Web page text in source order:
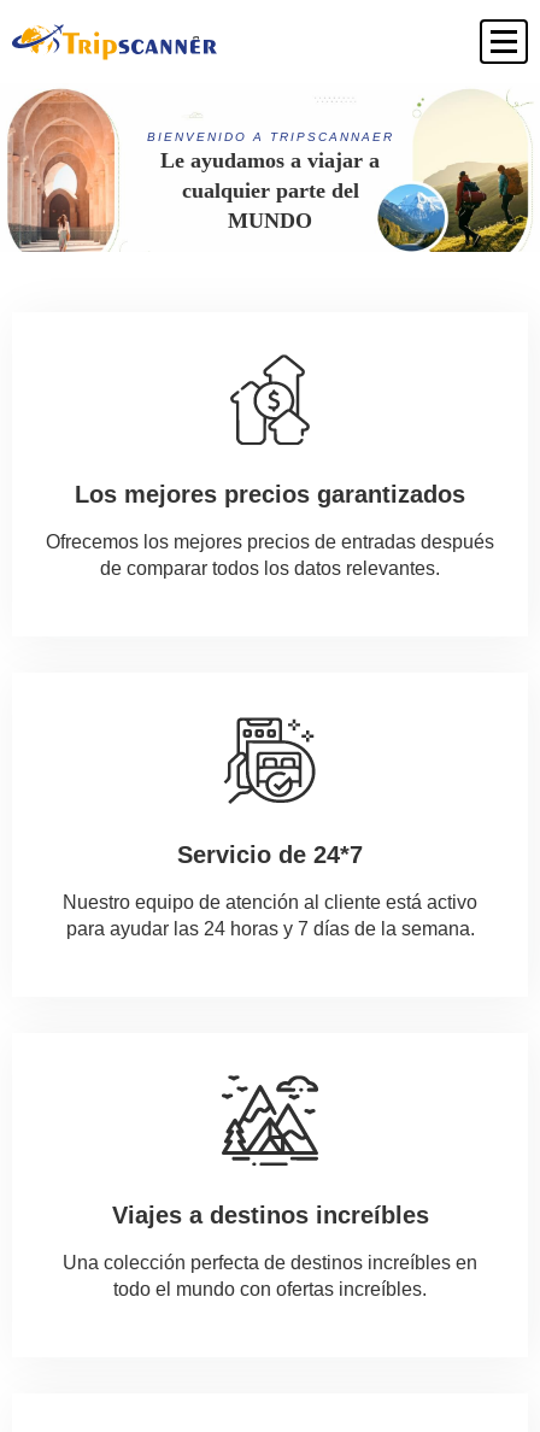
BIENVENIDO A TRIPSCANNAER
Le ayudamos a viajar a
cualquier parte del
MUNDO
Los mejores precios garantizados
Ofrecemos los mejores precios de entradas después
de comparar todos los datos relevantes.
Servicio de 24*7
Nuestro equipo de atención al cliente está activo
para ayudar las 24 horas y 7 días de la semana.
Viajes a destinos increíbles
Una colección perfecta de destinos increíbles en
todo el mundo con ofertas increíbles.